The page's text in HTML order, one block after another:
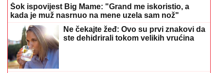
Šok ispovijest Big Mame: "Grand me iskoristio, a
kada je muž nasrnuo na mene uzela sam nož"
Ne čekajte žeđ: Ovo su prvi znakovi da
ste dehidrirali tokom velikih vrućina